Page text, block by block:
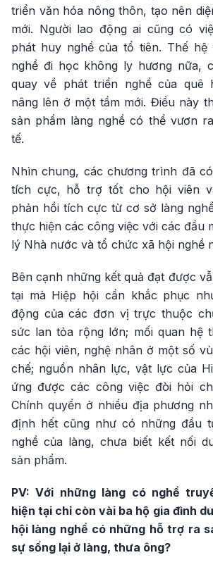
triển văn hóa nông thôn, tạo nên
mới. Người lao động ai cũng có
phát huy nghề của tổ tiên. Thế hệ
nghề đi học không ly hương nữa,
quay về phát triển nghề của quê
nâng lên ở một tầm mới. Điều này
sản phẩm làng nghề có thể vươn
tế.
Nhìn chung, các chương trình đã
tích cực, hỗ trợ tốt cho hội viên
phản hồi tích cực từ cơ sở làng
thực hiện các công việc với các đầu
lý Nhà nước và tổ chức xã hội nghề
Bên cạnh những kết quả đạt được
tại mà Hiệp hội cần khắc phục
động của các đơn vị trực thuộc
sức lan tỏa rộng lớn; mối quan hệ
các hội viên, nghệ nhân ở một số
chế; nguồn nhân lực, vật lực của
ứng được các công việc đòi hỏi
Chính quyền ở nhiều địa phương
định hết cũng như có những đầu
nghề của làng, chưa biết kết nối
sản phẩm.
PV: Với những làng có nghề
hiện tại chỉ còn vài ba hộ gia đình
hội làng nghề có những hỗ trợ ra
sự sống lại ở làng, thưa ông?